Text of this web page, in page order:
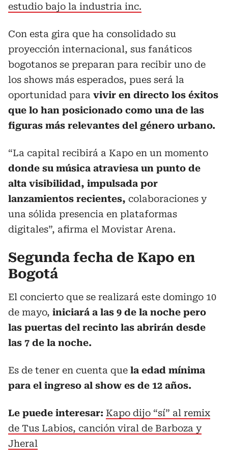
estudio bajo la industria inc.
Con esta gira que ha consolidado su
proyección internacional, sus fanáticos
bogotanos se preparan para recibir uno de
los shows más esperados, pues será la
oportunidad para vivir en directo los éxitos
que lo han posicionado como una de las
figuras más relevantes del género urbano.
“La capital recibirá a Kapo en un momento
donde su música atraviesa un punto de
alta visibilidad, impulsada por
lanzamientos recientes, colaboraciones y
una sólida presencia en plataformas
digitales”, afirma el Movistar Arena.
Segunda fecha de Kapo en
Bogotá
El concierto que se realizará este domingo 10
de mayo, iniciará a las 9 de la noche pero
las puertas del recinto las abrirán desde
las 7 de la noche.
Es de tener en cuenta que la edad mínima
para el ingreso al show es de 12 años.
Le puede interesar: Kapo dijo “sí” al remix
de Tus Labios, canción viral de Barboza y
Jheral